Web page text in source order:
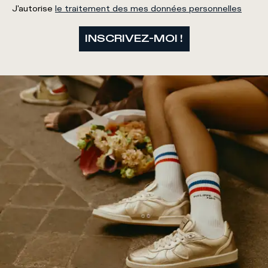
J'autorise le traitement des mes données personnelles
INSCRIVEZ-MOI !